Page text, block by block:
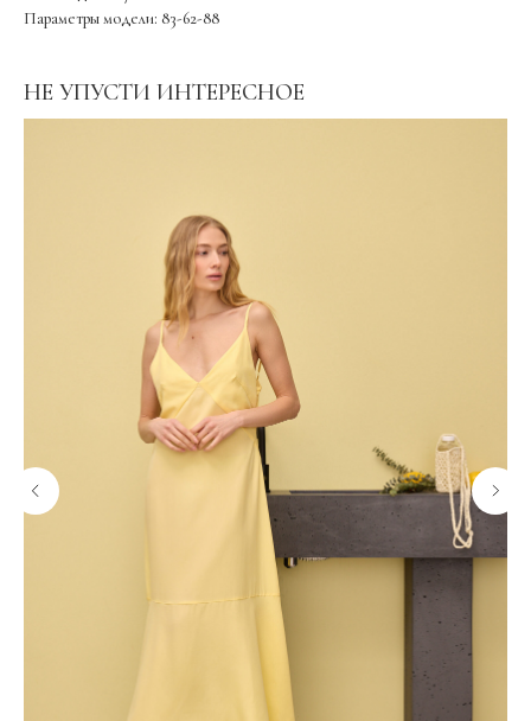
Параметры модели: 83-62-88
НЕ УПУСТИ ИНТЕРЕСНОЕ